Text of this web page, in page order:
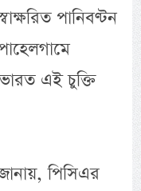
পানিবণ্টন
এই চুক্তি
পিসিএর